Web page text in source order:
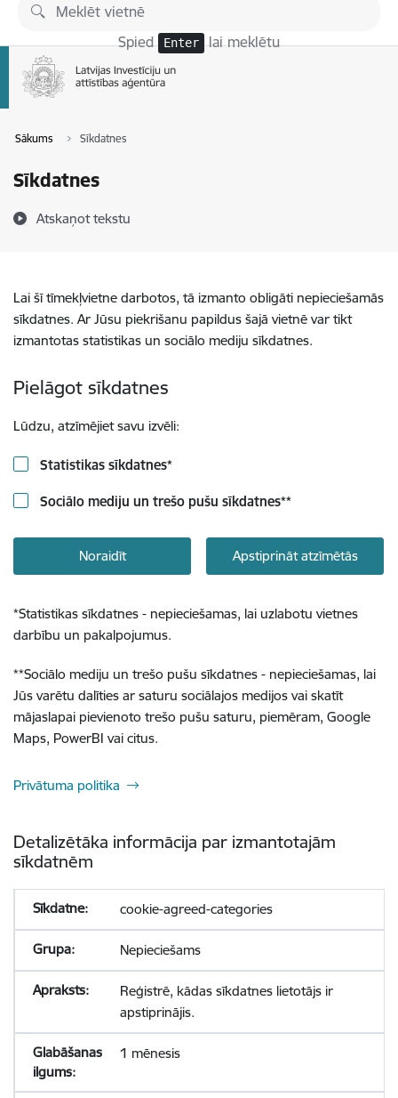
Pāriet uz lapas saturu
Spied Enter lai meklētu
Sākums Sīkdatnes
Sīkdatnes
Atskaņot tekstu
Lai šī tīmekļvietne darbotos, tā izmanto obligāti nepieciešamās
sīkdatnes. Ar Jūsu piekrišanu papildus šajā vietnē var tikt
izmantotas statistikas un sociālo mediju sīkdatnes.
Pielāgot sīkdatnes
Lūdzu, atzīmējiet savu izvēli:
Statistikas sīkdatnes*
Sociālo mediju un trešo pušu sīkdatnes**
Noraidīt Apstiprināt atzīmētās
*Statistikas sīkdatnes - nepieciešamas, lai uzlabotu vietnes
darbību un pakalpojumus.
**Sociālo mediju un trešo pušu sīkdatnes - nepieciešamas, lai
Jūs varētu dalīties ar saturu sociālajos medijos vai skatīt
mājaslapai pievienoto trešo pušu saturu, piemēram, Google
Maps, PowerBI vai citus.
Privātuma politika
Detalizētāka informācija par izmantotajām
sīkdatnēm
cookie-agreed-categories
Nepieciešams
Reģistrē, kādas sīkdatnes lietotājs ir
apstiprinājis.
1 mēnesis